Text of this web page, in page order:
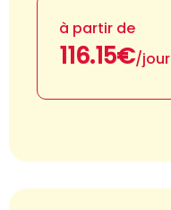
à partir de
116.15€/jour